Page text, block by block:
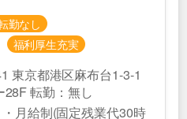
勤なし
福利厚生充実
東京都港区麻布台1-3-1
転勤：無し
月給制(固定残業代30時